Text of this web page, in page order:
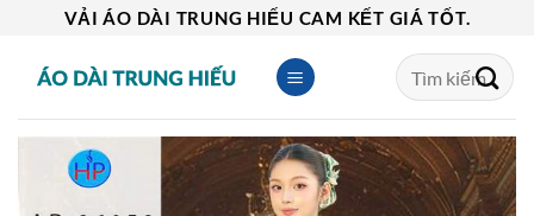
content
VẢI ÁO DÀI TRUNG HIẾU CAM KẾT GIÁ TỐT.
Tìm
kiếm: